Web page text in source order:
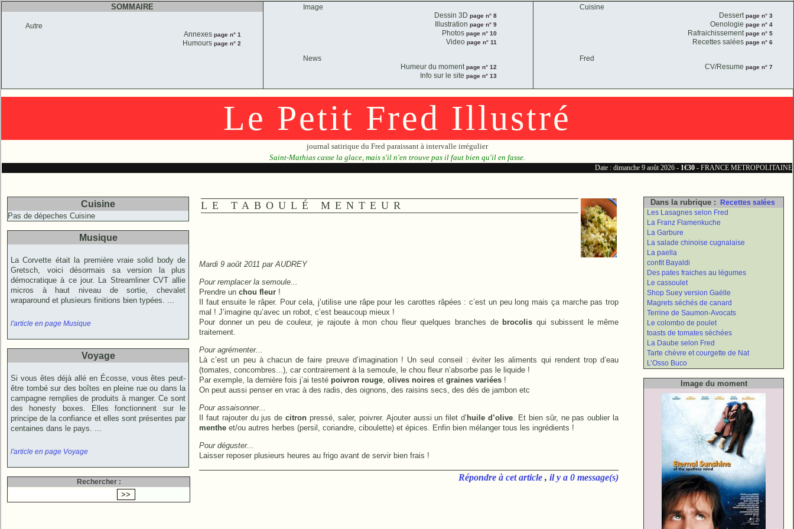
SOMMAIRE
Autre
Annexespage n° 1
Humourspage n° 2
Cuisine
Dessert page n° 3
Oenologie page n° 4
Rafraichissement page n° 5
Recettes salées page n° 6
Fred
CV/Resume page n° 7
Image
Dessin 3D page n° 8
Illustration page n° 9
Photospage n° 10
Videopage n° 11
News
Humeur du momentpage n° 12
Info sur le site page n° 13
Le Petit Fred Illustré
journal satirique du Fred paraissant à intervalle irrégulier
Saint-Mathias casse la glace, mais s'il n'en trouve pas il faut bien qu'il en fasse.
Date : dimanche 9 août 2026 - 1€30 - FRANCE METROPOLITAINE
Cuisine
Pas de dépeches Cuisine
Musique
La Corvette était la première vraie solid body de
Gretsch, voici désormais sa version la plus
démocratique à ce jour. La Streamliner CVT allie
micros à haut niveau de sortie, chevalet
wraparound et plusieurs finitions bien typées. ...
l'article en page Musique
Voyage
Si vous êtes déjà allé en Écosse, vous êtes peut-
être tombé sur des boîtes en pleine rue ou dans la
campagne remplies de produits à manger. Ce sont
des honesty boxes. Elles fonctionnent sur le
principe de la confiance et elles sont présentes par
centaines dans le pays. ...
l'article en page Voyage
Rechercher :
Dans la rubrique :
Recettes salées
Les Lasagnes selon Fred
La Franz Flamenkuche
La Garbure
La salade chinoise cugnalaise
La paella
confit Bayaldi
Des pates fraiches au légumes
Le cassoulet
Shop Suey version Gaëlle
Magrets séchés de canard
Terrine de Saumon-Avocats
Le colombo de poulet
toasts de tomates séchées
La Daube selon Fred
Tarte chèvre et courgette de Nat
L’Osso Buco
Image du moment
LE TABOULÉ MENTEUR
Mardi 9 août 2011 parAUDREY
Pour remplacer la semoule...
Prendre un chou fleur !
Il faut ensuite le râper. Pour cela, j’utilise une râpe pour les carottes râpées : c’est un peu long mais ça marche pas trop
mal ! J’imagine qu’avec un robot, c’est beaucoup mieux !
Pour donner un peu de couleur, je rajoute à mon chou fleur quelques branches de brocolis qui subissent le même
traitement.
Pour agrémenter...
Là c’est un peu à chacun de faire preuve d’imagination ! Un seul conseil : éviter les aliments qui rendent trop d’eau
(tomates, concombres...), car contrairement à la semoule, le chou fleur n’absorbe pas le liquide !
Par exemple, la dernière fois j’ai testé poivron rouge, olives noires et graines variées !
On peut aussi penser en vrac à des radis, des oignons, des raisins secs, des dés de jambon etc
Pour assaisonner...
Il faut rajouter du jus decitron pressé, saler, poivrer. Ajouter aussi un filet d’ huile d’olive. Et bien sûr, ne pas oublier la
menthe et/ou autres herbes (persil, coriandre, ciboulette) et épices. Enfin bien mélanger tous les ingrédients !
Pour déguster...
Laisser reposer plusieurs heures au frigo avant de servir bien frais !
Répondre à cet article,il y a 0 message(s)